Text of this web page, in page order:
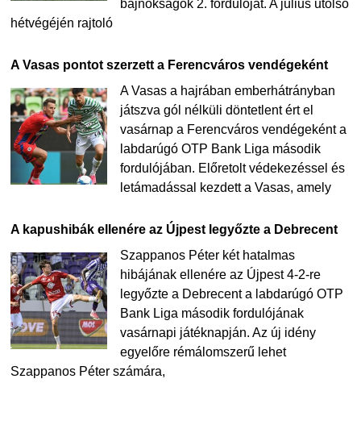
bajnokságok 2. fordulóját. A július utolsó
hétvégéjén rajtoló
A Vasas pontot szerzett a Ferencváros vendégeként
A Vasas a hajrában emberhátrányban
játszva gól nélküli döntetlent ért el
vasárnap a Ferencváros vendégeként a
labdarúgó OTP Bank Liga második
fordulójában. Előretolt védekezéssel és
letámadással kezdett a Vasas, amely
A kapushibák ellenére az Újpest legyőzte a Debrecent
Szappanos Péter két hatalmas
hibájának ellenére az Újpest 4-2-re
legyőzte a Debrecent a labdarúgó OTP
Bank Liga második fordulójának
vasárnapi játéknapján. Az új idény
egyelőre rémálomszerű lehet
Szappanos Péter számára,